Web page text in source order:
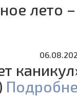
лето